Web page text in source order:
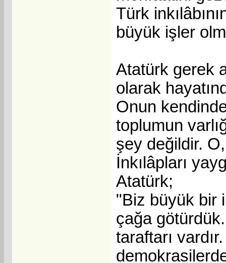
Türk
büyük işler
Atatürk gerek
olarak
Onun
toplumun
şey değildir.
İnkılâpları
Atatürk;
"Biz büyük bir
çağa
taraftarı